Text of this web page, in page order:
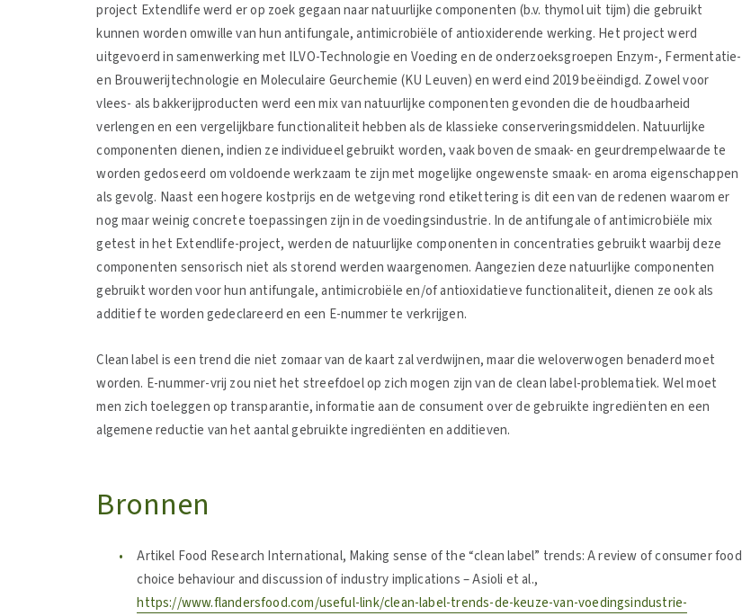
project Extendlife werd er op zoek gegaan naar natuurlijke componenten (b.v. thymol uit tijm) die gebruikt
kunnen worden omwille van hun antifungale, antimicrobiële of antioxiderende werking. Het project werd
uitgevoerd in samenwerking met ILVO-Technologie en Voeding en de onderzoeksgroepen Enzym-, Fermentatie-
en Brouwerijtechnologie en Moleculaire Geurchemie (KU Leuven) en werd eind 2019 beëindigd. Zowel voor
vlees- als bakkerijproducten werd een mix van natuurlijke componenten gevonden die de houdbaarheid
verlengen en een vergelijkbare functionaliteit hebben als de klassieke conserveringsmiddelen. Natuurlijke
componenten dienen, indien ze individueel gebruikt worden, vaak boven de smaak- en geurdrempelwaarde te
worden gedoseerd om voldoende werkzaam te zijn met mogelijke ongewenste smaak- en aroma eigenschappen
als gevolg. Naast een hogere kostprijs en de wetgeving rond etikettering is dit een van de redenen waarom er
nog maar weinig concrete toepassingen zijn in de voedingsindustrie. In de antifungale of antimicrobiële mix
getest in het Extendlife-project, werden de natuurlijke componenten in concentraties gebruikt waarbij deze
componenten sensorisch niet als storend werden waargenomen. Aangezien deze natuurlijke componenten
gebruikt worden voor hun antifungale, antimicrobiële en/of antioxidatieve functionaliteit, dienen ze ook als
additief te worden gedeclareerd en een E-nummer te verkrijgen.
Clean label is een trend die niet zomaar van de kaart zal verdwijnen, maar die weloverwogen benaderd moet
worden. E-nummer-vrij zou niet het streefdoel op zich mogen zijn van de clean label-problematiek. Wel moet
men zich toeleggen op transparantie, informatie aan de consument over de gebruikte ingrediënten en een
algemene reductie van het aantal gebruikte ingrediënten en additieven.
Bronnen
Artikel Food Research International, Making sense of the “clean label” trends: A review of consumer food
choice behaviour and discussion of industry implications – Asioli et al.,
https://www.flandersfood.com/useful-link/clean-label-trends-de-keuze-van-voedingsindustrie-